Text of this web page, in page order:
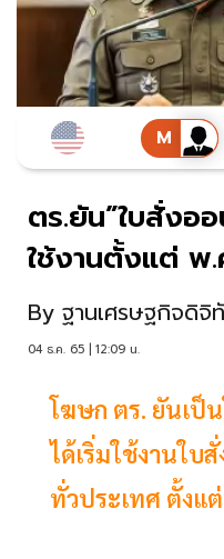
ตร.ยัน”ใบสั่งอ
ใช้งานตั้งแต่ พ
By ฐานเศรษฐกิจดิจิ
04 ธ.ค. 65 | 12:09 น.
โฆษก ตร. ยันเป็
ได้เริ่มใช้งานใบ
ทั่วประเทศ ตั้งแ